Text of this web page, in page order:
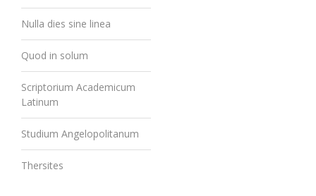
Nulla dies sine linea
Quod in solum
Scriptorium Academicum
Latinum
Studium Angelopolitanum
Thersites